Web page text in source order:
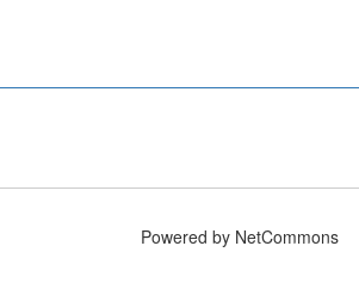
Powered by NetCommons